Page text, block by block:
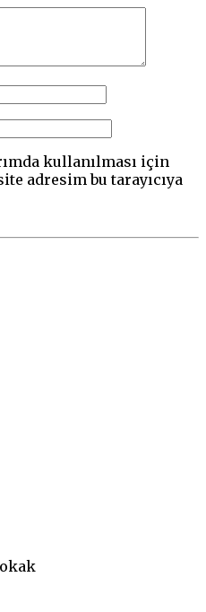
kullanılması için
adresim bu tarayıcıya